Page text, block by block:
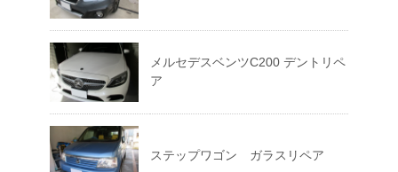
メルセデスベンツC200 デントリペ
ア
ステップワゴン ガラスリペア